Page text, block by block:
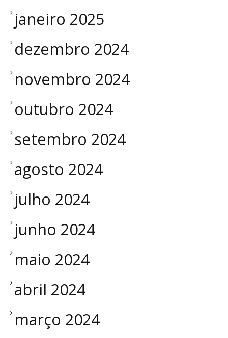
janeiro 2025
dezembro 2024
novembro 2024
outubro 2024
setembro 2024
agosto 2024
julho 2024
junho 2024
maio 2024
abril 2024
março 2024